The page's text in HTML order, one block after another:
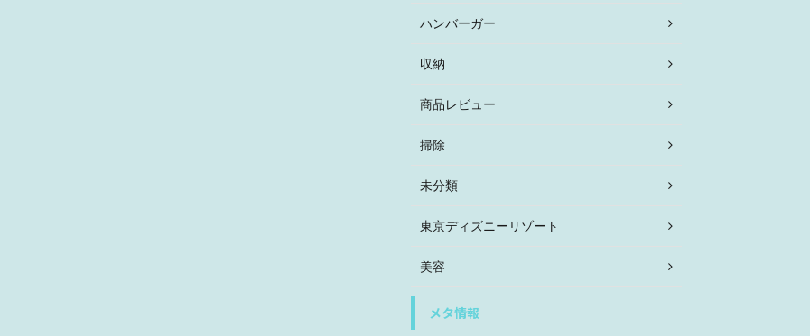
ハンバーガー
収納
商品レビュー
掃除
未分類
東京ディズニーリゾート
美容
メタ情報